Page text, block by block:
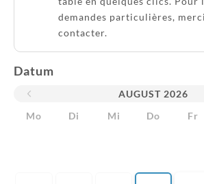
demandes particulières,
contacter.
Datum
AUGUST 2026
Mo
Di Mi Do Fr